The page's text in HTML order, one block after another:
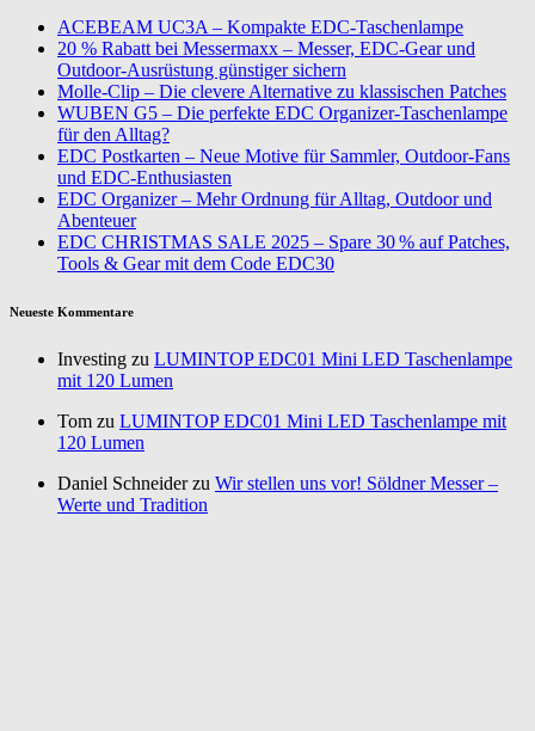
ACEBEAM UC3A – Kompakte EDC-Taschenlampe
20 % Rabatt bei Messermaxx – Messer, EDC-Gear und
Outdoor-Ausrüstung günstiger sichern
Molle-Clip – Die clevere Alternative zu klassischen Patches
WUBEN G5 – Die perfekte EDC Organizer-Taschenlampe
für den Alltag?
EDC Postkarten – Neue Motive für Sammler, Outdoor-Fans
und EDC-Enthusiasten
EDC Organizer – Mehr Ordnung für Alltag, Outdoor und
Abenteuer
EDC CHRISTMAS SALE 2025 – Spare 30 % auf Patches,
Tools & Gear mit dem Code EDC30
Neueste Kommentare
Investing zu LUMINTOP EDC01 Mini LED Taschenlampe
mit 120 Lumen
Tom zu LUMINTOP EDC01 Mini LED Taschenlampe mit
120 Lumen
Daniel Schneider zu Wir stellen uns vor! Söldner Messer –
Werte und Tradition